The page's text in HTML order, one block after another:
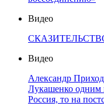
Видео
СКАЗИТЕЛЬСТВО
Видео
Александр
Лукашенко одним
Россия, то на